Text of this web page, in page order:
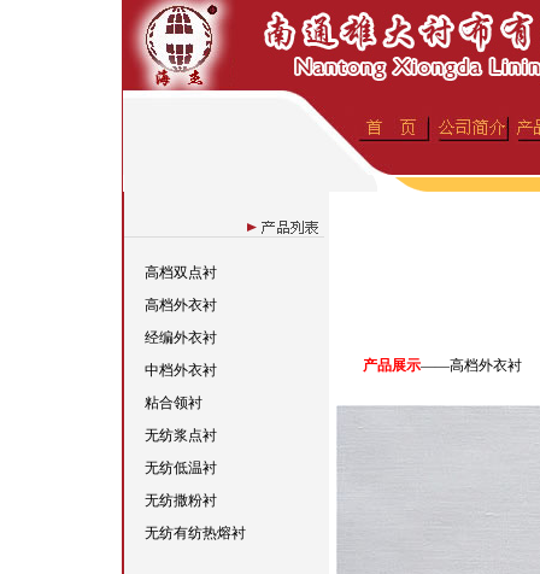
高档双点衬
高档外衣衬
经编外衣衬
中档外衣衬
粘合领衬
无纺浆点衬
无纺低温衬
无纺撒粉衬
无纺有纺热熔衬
产品展示——高档外衣衬